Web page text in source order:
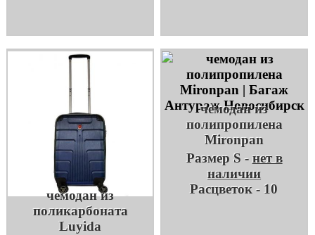
чемодан из
поликарбоната
Luyida
чемодан из
полипропилена
Mironpan
Размер S - нет в
наличии
Расцветок - 10